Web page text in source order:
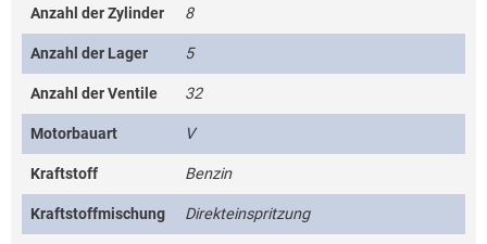
Anzahl der Zylinder 8
Anzahl der Lager 5
Anzahl der Ventile 32
Motorbauart V
Kraftstoff Benzin
Kraftstoffmischung Direkteinspritzung